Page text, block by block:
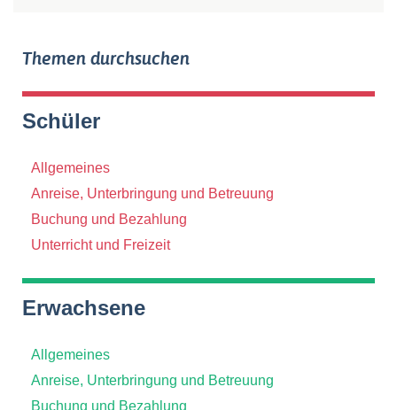
Themen durchsuchen
Schüler
Allgemeines
Anreise, Unterbringung und Betreuung
Buchung und Bezahlung
Unterricht und Freizeit
Erwachsene
Allgemeines
Anreise, Unterbringung und Betreuung
Buchung und Bezahlung